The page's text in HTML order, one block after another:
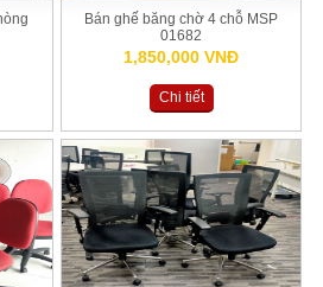
Bán ghế băng chờ 4 chỗ MSP
01682
1,850,000 VNĐ
Chi tiết